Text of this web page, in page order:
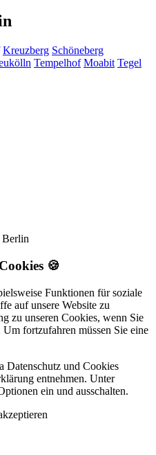
Kreuzberg Schöneberg
Tempelhof Moabit Tegel
Berlin
🍪
Funktionen für soziale
auf unsere Website zu
zu unseren Cookies, wenn Sie
fortzufahren müssen Sie eine
Datenschutz und Cookies
entnehmen. Unter
ein und ausschalten.